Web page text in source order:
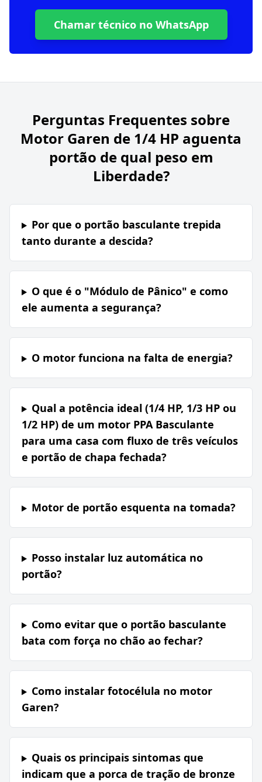
Chamar técnico no WhatsApp
Perguntas Frequentes sobre
Motor Garen de 1/4 HP aguenta
portão de qual peso em
Liberdade?
Por que o portão basculante trepida
tanto durante a descida?
O que é o "Módulo de Pânico" e como
ele aumenta a segurança?
O motor funciona na falta de energia?
Qual a potência ideal (1/4 HP, 1/3 HP ou
1/2 HP) de um motor PPA Basculante
para uma casa com fluxo de três veículos
e portão de chapa fechada?
Motor de portão esquenta na tomada?
Posso instalar luz automática no
portão?
Como evitar que o portão basculante
bata com força no chão ao fechar?
Como instalar fotocélula no motor
Garen?
Quais os principais sintomas que
indicam que a porca de tração de bronze